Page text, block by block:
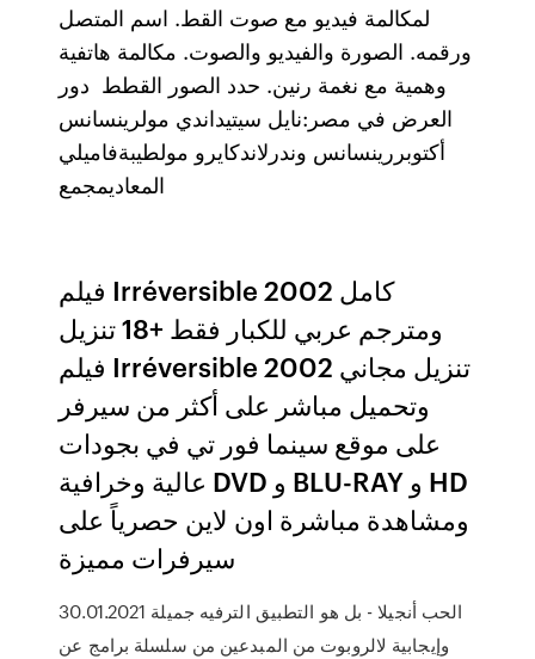
لمكالمة فيديو مع صوت القط. اسم المتصل
ورقمه. الصورة والفيديو والصوت. مكالمة هاتفية
وهمية مع نغمة رنين. حدد الصور القطط دور
العرض في مصر:نايل سيتيداندي مولرينسانس
أكتوبررينسانس وندرلاندكايرو مولطيبةفاميلي
المعاديمجمع
فيلم Irréversible 2002 كامل
ومترجم عربي للكبار فقط +18 تنزيل
فيلم Irréversible 2002 تنزيل مجاني
وتحميل مباشر على أكثر من سيرفر
على موقع سينما فور تي في بجودات
عالية وخرافية DVD و BLU-RAY و HD
ومشاهدة مباشرة اون لاين حصرياً على
سيرفرات مميزة
30.01.2021 الحب أنجيلا - بل هو التطبيق الترفيه جميلة
وإيجابية لالروبوت من المبدعين من سلسلة برامج عن